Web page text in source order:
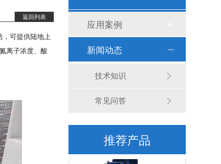
返回列表
，可提供陆地上
离子浓度、酸
应用案例
新闻动态
技术知识
常见问答
推荐产品
立式计量泵(1)